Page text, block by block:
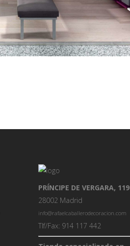
PRÍNCIPE DE VERGARA, 119
28002 Madrid
info@rafaelcaballerodecoracion.com
Tlf/Fax: 914 117 442